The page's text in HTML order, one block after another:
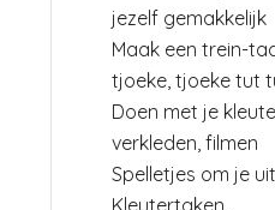
jezelf gemakkelijk
Maak een trein-
tjoeke, tjoeke tut
Doen met je
verkleden, filmen
Spelletjes om je
Kleutertaken.